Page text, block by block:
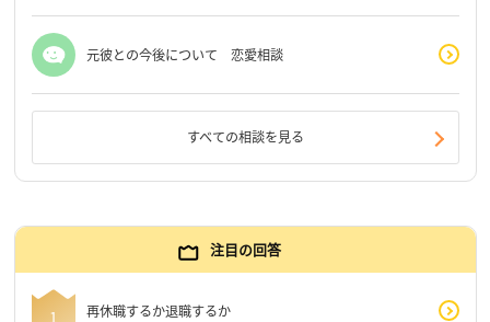
元彼との今後について 恋愛相談
すべての相談を見る
注目の回答
再休職するか退職するか